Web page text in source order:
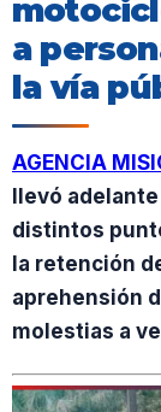
a
la vía
AGENCIA
llevó
distintos
la retención
aprehensión
molestias a